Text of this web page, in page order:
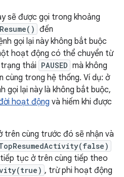
sẽ được gọi trong khoảng
đến
gọi lại này không bắt buộc
hoạt động có thể chuyển từ
thái PAUSED mà không
trong hệ thống. Ví dụ: ở
gọi lại này là không bắt buộc,
hoạt động và hiếm khi được
cùng trước đó sẽ nhận và
tục ở trên cùng tiếp theo
, trừ phi hoạt động